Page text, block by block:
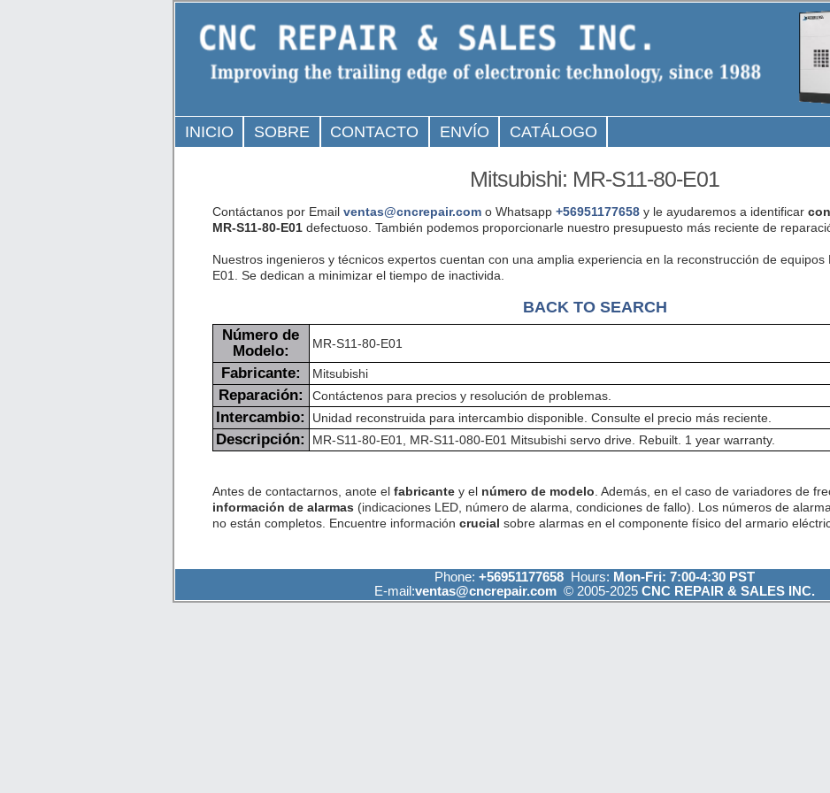
INICIO SOBRE CONTACTO ENVÍO CATÁLOGO
Mitsubishi: MR-S11-80-E01
Contáctanos por Email ventas@cncrepair.como Whatsapp +56951177658y le ayudaremos a identificar
MR-S11-80-E01defectuoso. También podemos proporcionarle nuestro presupuesto más reciente de
Nuestros ingenieros y técnicos expertos cuentan con una amplia experiencia en la reconstrucción de equipos
E01. Se dedican a minimizar el tiempo de inactivida.
BACK TO SEARCH
Número de
Modelo:
MR-S11-80-E01
Fabricante: Mitsubishi
Reparación: Contáctenos para precios y resolución de problemas.
Intercambio: Unidad reconstruida para intercambio disponible. Consulte el precio más reciente.
Descripción: MR-S11-80-E01, MR-S11-080-E01 Mitsubishi servo drive. Rebuilt. 1 year warranty.
Antes de contactarnos, anote el fabricantey el número de modelo . Además, en el caso de variadores de
información de alarmas (indicaciones LED, número de alarma, condiciones de fallo). Los números de
no están completos. Encuentre información crucial sobre alarmas en el componente físico del armario
Phone: +56951177658 Hours: Mon-Fri: 7:00-4:30 PST
E-mail:ventas@cncrepair.com © 2005-2025 CNC REPAIR & SALES INC.